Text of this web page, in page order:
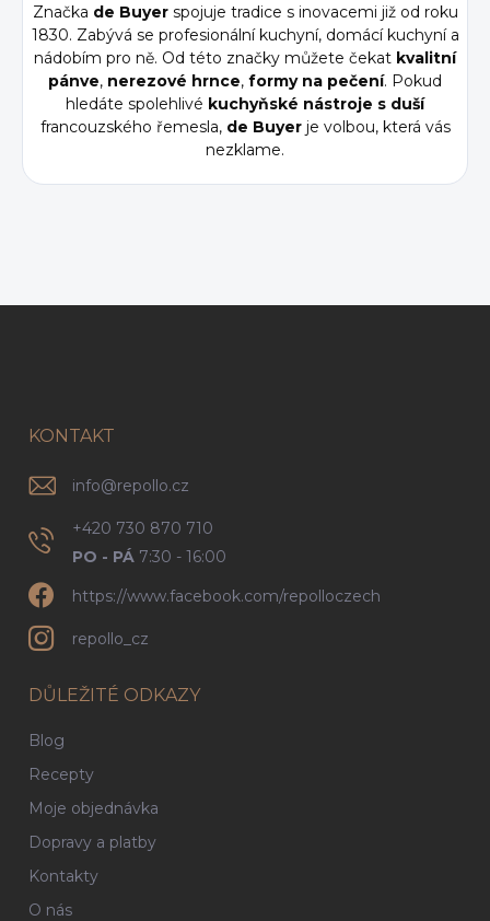
Značka de Buyerspojuje tradice s inovacemi již od roku
1830. Zabývá se profesionální kuchyní, domácí kuchyní a
nádobím pro ně. Od této značky můžete čekat kvalitní
pánve, nerezové hrnce, formy na pečení. Pokud
hledáte spolehlivé kuchyňské nástroje s duší
francouzského řemesla, de Buyerje volbou, která vás
nezklame.
KONTAKT
info@repollo.cz
+420 730 870 710
PO - PÁ 7:30 - 16:00
https://www.facebook.com/repolloczech
repollo_cz
DŮLEŽITÉ ODKAZY
Blog
Recepty
Moje objednávka
Dopravy a platby
Kontakty
O nás